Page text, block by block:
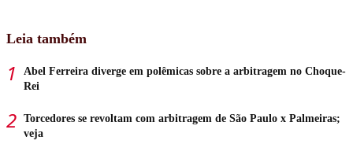
Leia também
Abel Ferreira diverge em polêmicas sobre a arbitragem no Choque-
Rei
Torcedores se revoltam com arbitragem de São Paulo x Palmeiras;
veja